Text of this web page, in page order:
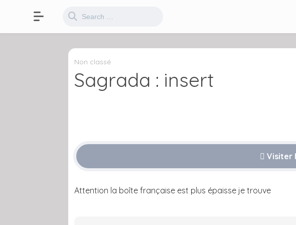
Non classé
Sagrada : insert
Visiter
Attention la boîte française est plus épaisse je trouve